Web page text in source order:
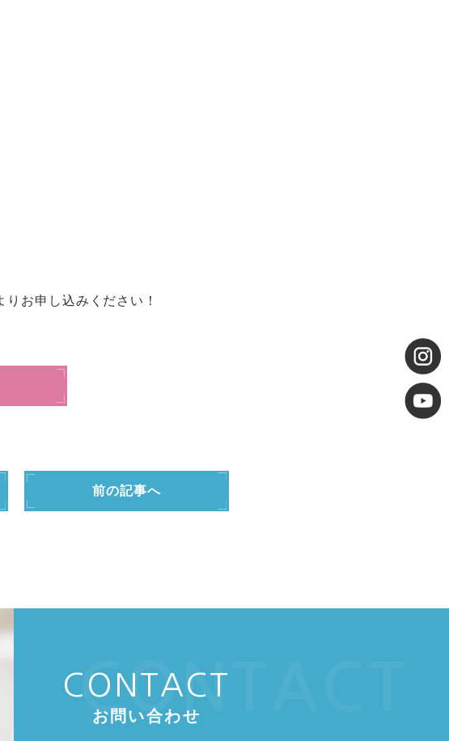
お申し込みください！
前の記事へ
CONTACT
CONTACT
お問い合わせ